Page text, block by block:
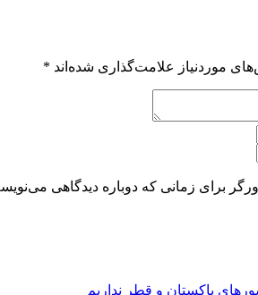
موردنیاز علامت‌گذاری شده‌اند *
برای زمانی که دوباره دیدگاهی